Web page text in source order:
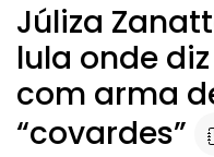
Júliza
lula onde
com arma
“covardes”